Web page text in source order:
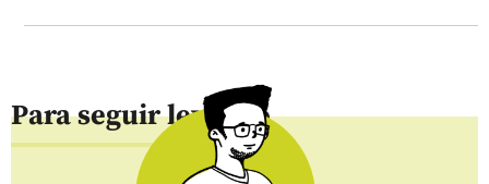
Para seguir leyendo